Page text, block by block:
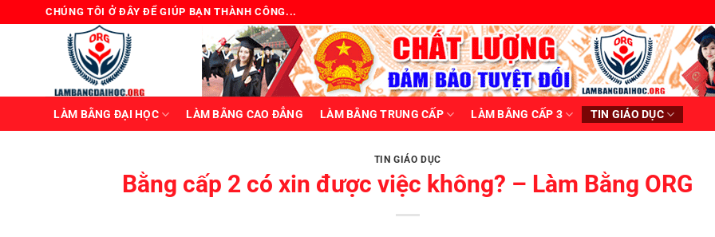
CHÚNG TÔI Ở ĐÂY ĐỂ GIÚP BẠN THÀNH CÔNG...
LÀM BẰNG ĐẠI HỌC LÀM BẰNG CAO ĐẲNG LÀM BẰNG TRUNG CẤP LÀM BẰNG CẤP 3 TIN GIÁO DỤC
TIN GIÁO DỤC
Bằng cấp 2 có xin được việc không? – Làm Bằng ORG